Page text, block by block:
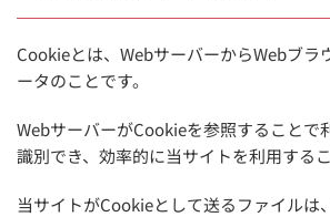
Cookieとは、WebサーバーからWebブラ
ータのことです。
WebサーバーがCookieを参照することで
識別でき、効率的に当サイトを利用する
当サイトがCookieとして送るファイルは